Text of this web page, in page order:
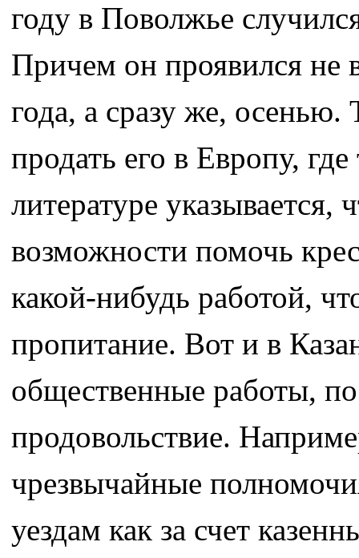
году в Поволжье
Причем он проявился не
года, а сразу же,
продать его в Европу,
литературе указывается,
возможности помочь
какой-нибудь работой,
пропитание. Вот и в
общественные работы,
продовольствие.
чрезвычайные
уездам как за счет